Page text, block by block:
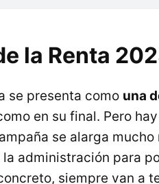
la Renta
se presenta como una
en su final. Pero
se alarga
administración para
siempre van a